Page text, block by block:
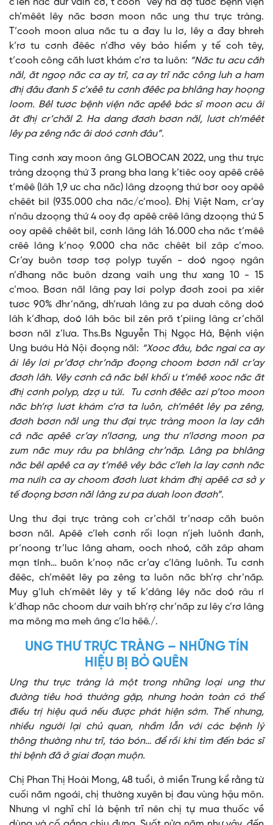
c’leh năc dưr vaih cớ, t’cooh vêy ha dợ tươc bệnh viện
ch’mêêt lêy năc bơơn moon năc ung thư trực tràng.
T’cooh moon alua năc tu a đay lu lơ, lêy a đay bhreh
k’rơ tu cơnh đêêc n’đhơ vêy bảo hiểm y tế coh têy,
t’cooh công căh lươt khám c’rơ ta luôn: “Năc tu acu căh
năl, ăt ngoọ năc ca ay trĩ, ca ay trĩ năc công luh a ham
đhị đâu đanh 5 c’xêê tu cơnh đêêc pa bhlâng hay hoọng
loom. Bêl tươc bệnh viện năc apêê bác sĩ moon acu âi
ăt đhị cr’chăl 2. Ha dang đơơh bơơn năl, lươt ch’mêêt
lêy pa zêng năc âi doó cơnh đâu”.
Ting cơnh xay moon âng GLOBOCAN 2022, ung thư trực
tràng dzoọng thứ 3 prang bha lang k’tiêc ooy apêê crêê
t’mêê (lâh 1,9 ưc cha năc) lâng dzoọng thứ bơr ooy apêê
chêêt bil (935.000 cha năc/c’moo). Đhị Việt Nam, cr’ay
n’nâu dzoọng thứ 4 ooy đợ apêê crêê lâng dzoọng thứ 5
ooy apêê chêêt bil, cơnh lâng lâh 16.000 cha năc t’mêê
crêê lâng k’noọ 9.000 cha năc chêêt bil zâp c’moo.
Cr’ay buôn tơơp tơợ polyp tuyến - doó ngoọ ngân
n’đhang năc buôn dzang vaih ung thư xang 10 - 15
c’moo. Bơơn năl lâng pay lơi polyp đơơh zooi pa xiêr
tươc 90% đhr’năng, dh’rưah lâng zư pa dưah công doó
lâh k’đhap, doó lâh bâc bil zên pră t’piing lâng cr’chăl
bơơn năl z’lưa. Ths.Bs Nguyễn Thị Ngọc Hà, Bệnh viện
Ung bướu Hà Nội đoọng năl: “Xooc đâu, bâc ngai ca ay
âi lêy lơi pr’đơợ chr’năp đoọng choom bơơn năl cr’ay
đơơh lâh. Vêy cơnh câ năc bêl khối u t’mêê xooc năc ăt
đhị cơnh polyp, dzợ u tứi. Tu cơnh đêêc azi p’too moon
năc bh’rợ lươt khám c’rơ ta luôn, ch’mêêt lêy pa zêng,
đơơh bơơn năl ung thư đại trực tràng moon la lay căh
câ năc apêê cr’ay n’lơơng, ung thư n’lơơng moon pa
zum năc muy râu pa bhlâng chr’năp. Lâng pa bhlâng
năc bêl apêê ca ay t’mêê vêy bâc c’leh la lay cơnh năc
ma nưih ca ay choom đơơh lươt khám đhị apêê cơ sở y
tế đoọng bơơn năl lâng zư pa dưah loon đơơh”.
Ung thư đại trực tràng coh cr’chăl tr’nơơp căh buôn
bơơn năl. Apêê c’leh cơnh rối loạn n’jeh luônh đanh,
pr’noong tr’luc lâng aham, ooch nhoó, căh zâp aham
mạn tính… buôn k’noọ năc cr’ay c’lâng luônh. Tu cơnh
đêêc, ch’mêêt lêy pa zêng ta luôn năc bh’rợ chr’năp.
Muy g’luh ch’mêêt lêy y tế k’dâng lêy năc doó râu rí
k’đhap năc choom dưr vaih bh’rợ chr’năp zư lêy c’rơ lâng
ma mông ma meh âng c’la hêê./.
UNG THƯ TRỰC TRÀNG – NHỮNG TÍN
HIỆU BỊ BỎ QUÊN
Ung thư trực tràng là một trong những loại ung thư
đường tiêu hoá thường gặp, nhưng hoàn toàn có thể
điều trị hiệu quả nếu được phát hiện sớm. Thế nhưng,
nhiều người lại chủ quan, nhầm lẫn với các bệnh lý
thông thường như trĩ, táo bón… để rồi khi tìm đến bác sĩ
thì bệnh đã ở giai đoạn muộn.
Chị Phan Thị Hoài Mong, 48 tuổi, ở miền Trung kể rằng từ
cuối năm ngoái, chị thường xuyên bị đau vùng hậu môn.
Nhưng vì nghĩ chỉ là bệnh trĩ nên chị tự mua thuốc về